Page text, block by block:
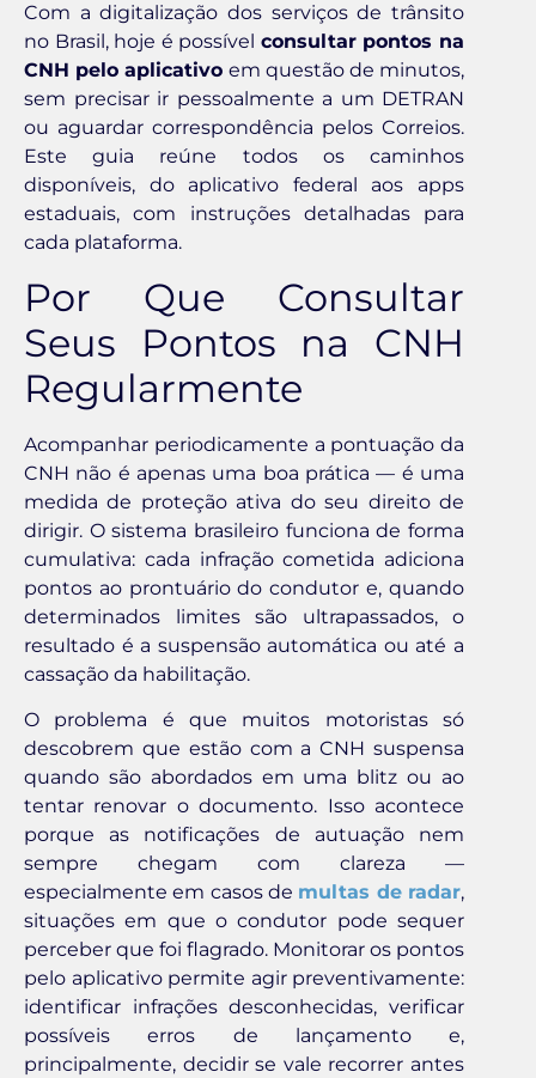
Com a digitalização dos serviços de trânsito
no Brasil, hoje é possível consultar pontos na
CNH pelo aplicativo em questão de minutos,
sem precisar ir pessoalmente a um DETRAN
ou aguardar correspondência pelos Correios.
Este guia reúne todos os caminhos
disponíveis, do aplicativo federal aos apps
estaduais, com instruções detalhadas para
cada plataforma.
Por Que Consultar
Seus Pontos na CNH
Regularmente
Acompanhar periodicamente a pontuação da
CNH não é apenas uma boa prática — é uma
medida de proteção ativa do seu direito de
dirigir. O sistema brasileiro funciona de forma
cumulativa: cada infração cometida adiciona
pontos ao prontuário do condutor e, quando
determinados limites são ultrapassados, o
resultado é a suspensão automática ou até a
cassação da habilitação.
O problema é que muitos motoristas só
descobrem que estão com a CNH suspensa
quando são abordados em uma blitz ou ao
tentar renovar o documento. Isso acontece
porque as notificações de autuação nem
sempre chegam com clareza —
especialmente em casos de multas de radar,
situações em que o condutor pode sequer
perceber que foi flagrado. Monitorar os pontos
pelo aplicativo permite agir preventivamente:
identificar infrações desconhecidas, verificar
possíveis erros de lançamento e,
principalmente, decidir se vale recorrer antes